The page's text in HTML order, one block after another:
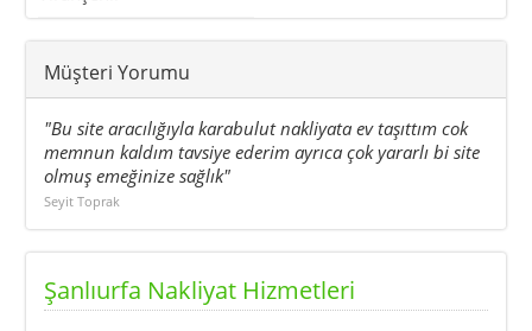
Müşteri Yorumu
"Bu site aracılığıyla karabulut nakliyata ev taşıttım cok
memnun kaldım tavsiye ederim ayrıca çok yararlı bi site
olmuş emeğinize sağlık"
Seyit Toprak
Şanlıurfa Nakliyat Hizmetleri